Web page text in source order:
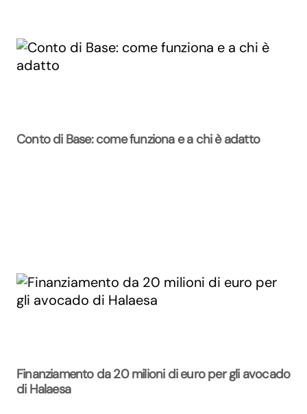
Conto di Base: come funziona e a chi è adatto
Finanziamento da 20 milioni di euro per gli avocado
di Halaesa